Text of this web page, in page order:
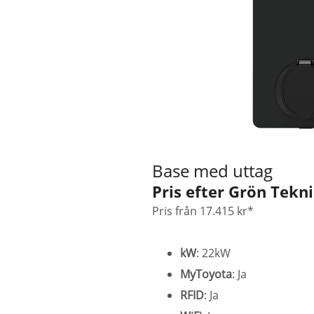
Base med uttag
Pris efter Grön
Pris från 17.415 kr*
kW: 22kW
MyToyota: Ja
RFID: Ja